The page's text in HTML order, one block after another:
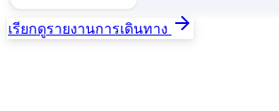
เรียกดูรายงานการเดินทาง